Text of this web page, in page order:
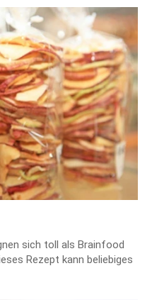
sich toll als Brainfood
Rezept kann beliebiges